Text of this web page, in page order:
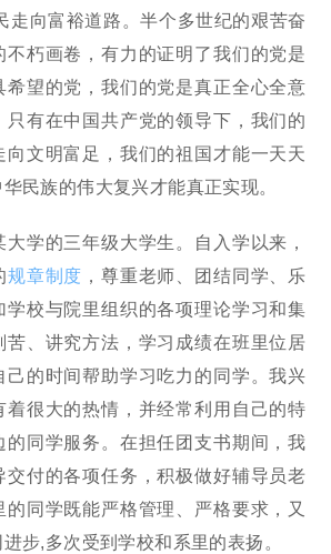
走向富裕道路。半个多世纪的艰苦奋
不朽画卷，有力的证明了我们的党是
希望的党，我们的党是真正全心全意
只有在中国共产党的领导下，我们的
向文明富足，我们的祖国才能一天天
民族的伟大复兴才能真正实现。
学的三年级大学生。自入学以来，
规章制度 ，尊重老师、团结同学、乐
学校与院里组织的各项理论学习和集
苦、讲究方法，学习成绩在班里位居
己的时间帮助学习吃力的同学。我兴
着很大的热情，并经常利用自己的特
的同学服务。在担任团支书期间，我
交付的各项任务，积极做好辅导员老
同学既能严格管理、严格要求，又
步,多次受到学校和系里的表扬。